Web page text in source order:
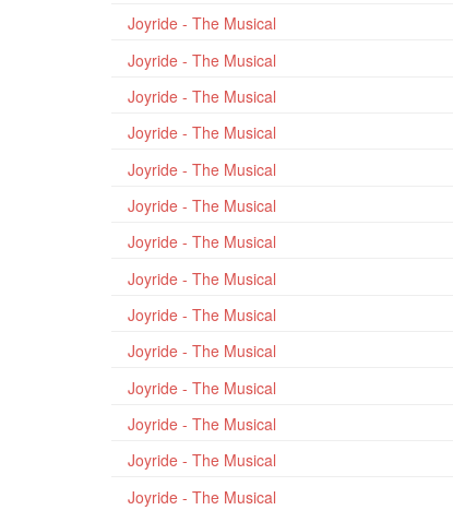
Joyride - The Musical
Joyride - The Musical
Joyride - The Musical
Joyride - The Musical
Joyride - The Musical
Joyride - The Musical
Joyride - The Musical
Joyride - The Musical
Joyride - The Musical
Joyride - The Musical
Joyride - The Musical
Joyride - The Musical
Joyride - The Musical
Joyride - The Musical